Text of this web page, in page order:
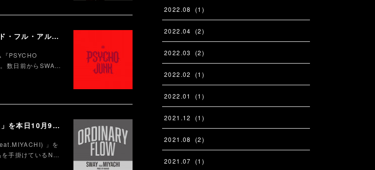
【SWAY】約3年半ぶりとなるDef Jam Recordingsからのサード・フル・アルバム『PSYCHO JUNK』、9月12日サプライズ・リリース。
PSYCHO
数日前からSWA…
【SWAY】ニュー・シングル「Ordinary flow (feat.MIYACHI) 」を本日10月9日に配信スタート。 週末の休みまで頑張る社会人への応援ソング
」を
を手掛けているN…
2022 .08 (1 )
2022 .04 (2)
2022 .03 (2)
2022 .02 (1 )
2022 .01 (1 )
2021 .12 (1 )
2021 .08 (2)
2021 .07 (1 )